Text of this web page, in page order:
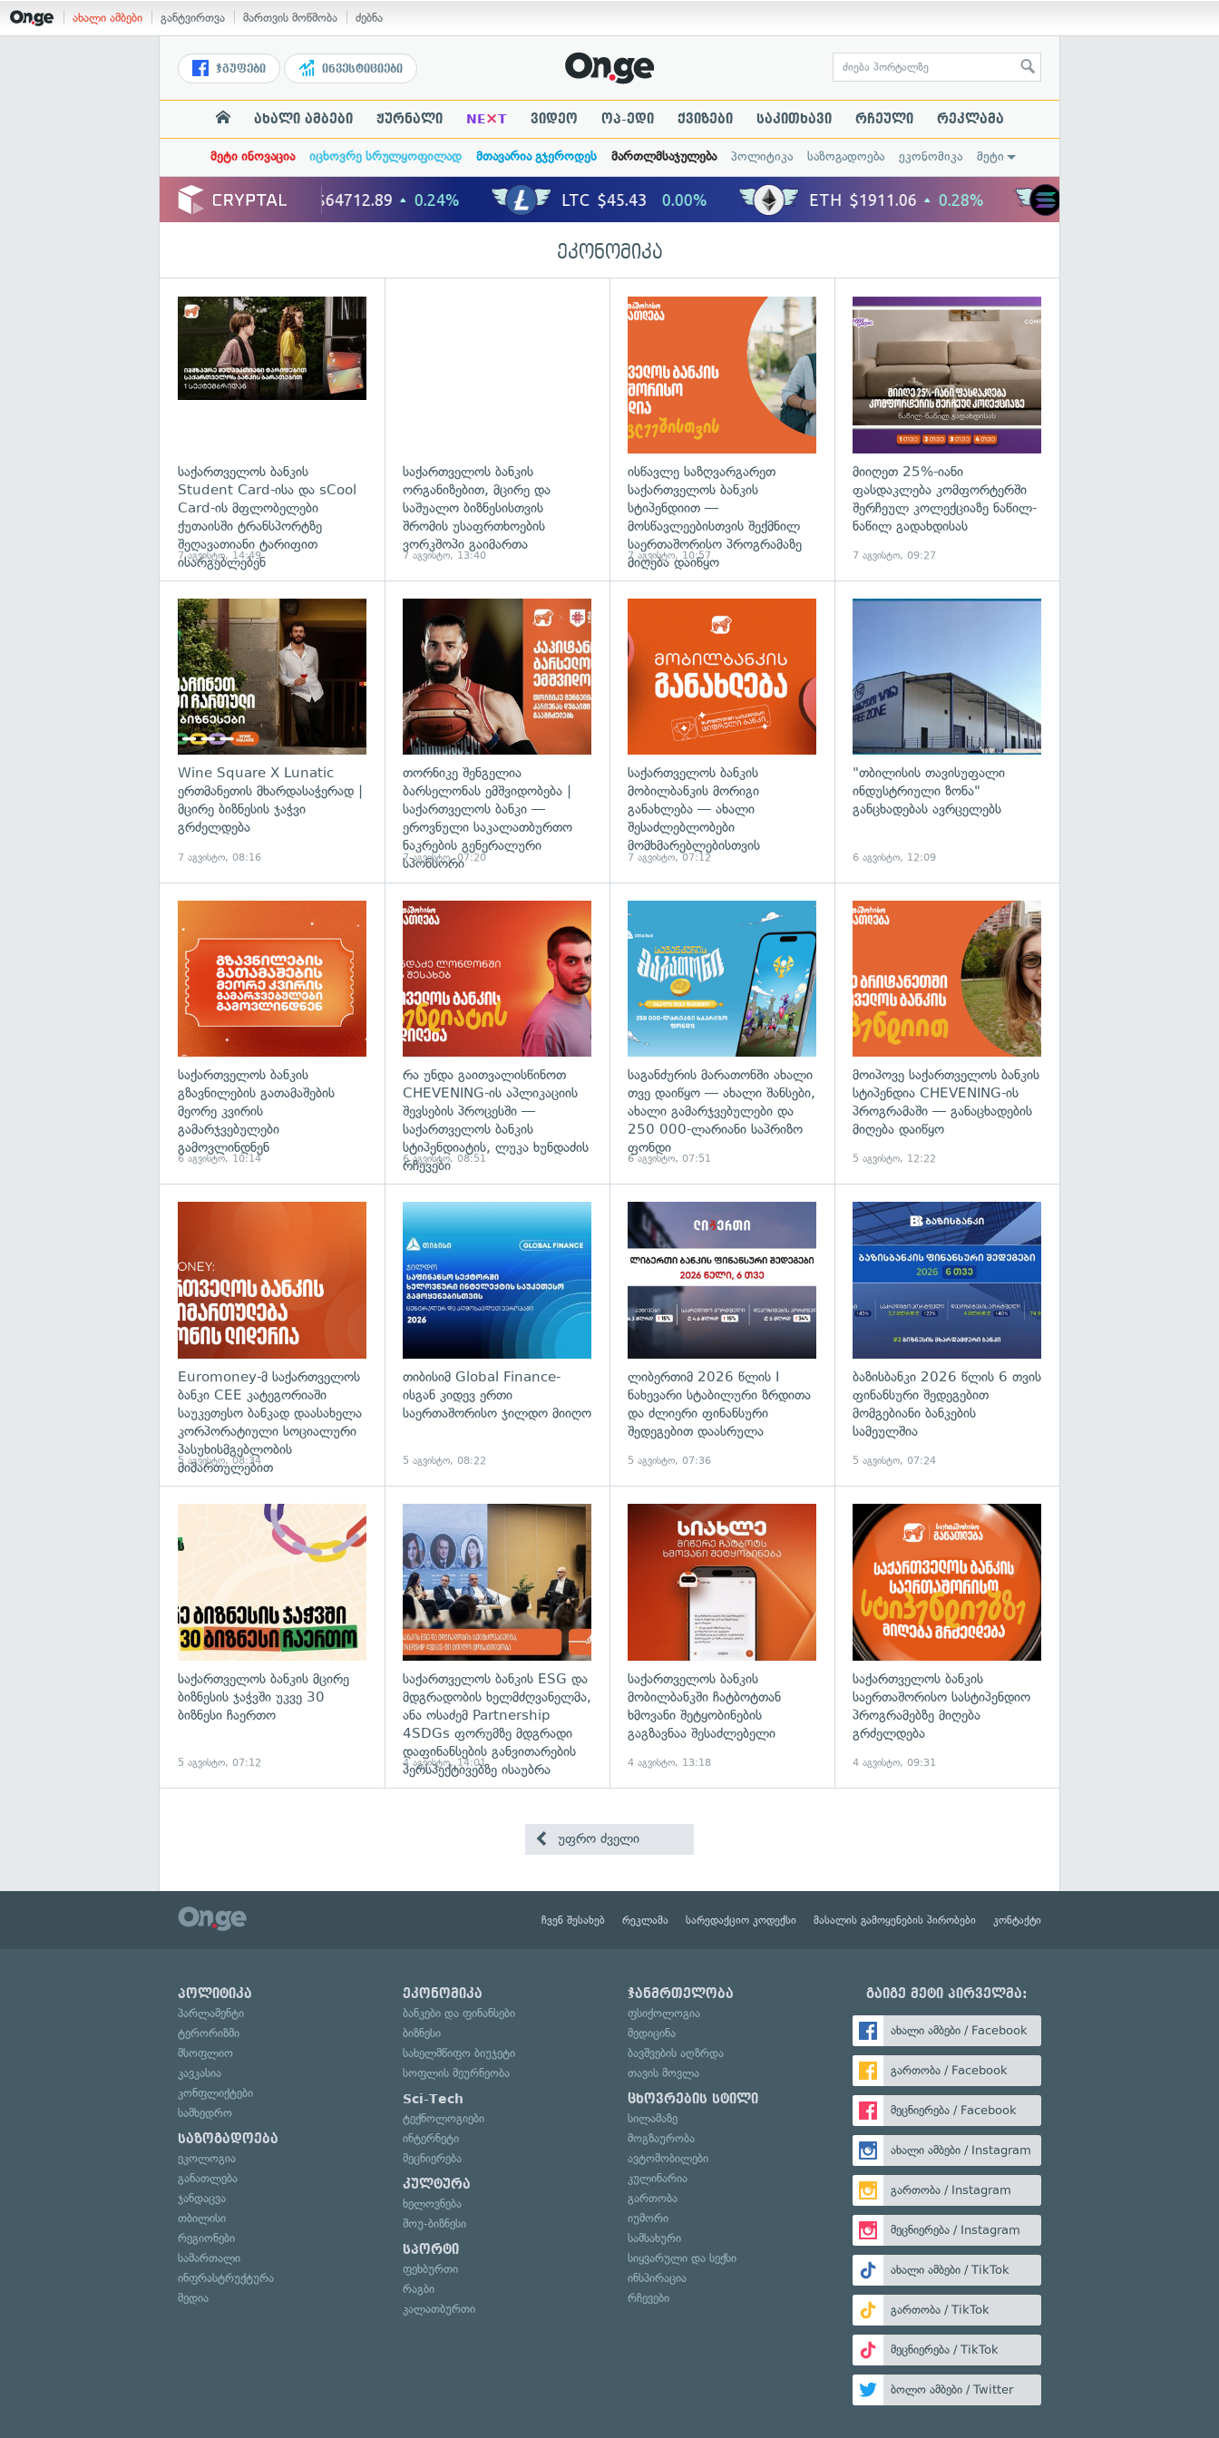
ახალი ამბები განტვირთვა მართვის მოწმობა ძებნა
ჯგუფები ინვესტიციები
ახალი ამბები ჟურნალი NE×T ვიდეო ოპ-ედი ქვიზები საკითხავი რჩეული რეკლამა
მეტი ინოვაცია იცხოვრე სრულყოფილად მთავარია გჯეროდეს მართლმსაჯულება პოლიტიკა საზოგადოება ეკონომიკა მეტი
ეკონომიკა
საქართველოს ბანკის
Student Card-ისა და sCool
Card-ის მფლობელები
ქუთაისში ტრანსპორტზე
შეღავათიანი ტარიფით
ისარგებლებენ
7 აგვისტო, 14:49
საქართველოს ბანკის
ორგანიზებით, მცირე და
საშუალო ბიზნესისთვის
შრომის უსაფრთხოების
ვორკშოპი გაიმართა
7 აგვისტო, 13:40
ისწავლე საზღვარგარეთ
საქართველოს ბანკის
სტიპენდიით —
მოსწავლეებისთვის შექმნილ
საერთაშორისო პროგრამაზე
მიღება დაიწყო
7 აგვისტო, 10:57
მიიღეთ 25%-იანი
ფასდაკლება კომფორტერში
შერჩეულ კოლექციაზე ნაწილ-
ნაწილ გადახდისას
7 აგვისტო, 09:27
Wine Square X Lunatic
ერთმანეთის მხარდასაჭერად |
მცირე ბიზნესის ჯაჭვი
გრძელდება
7 აგვისტო, 08:16
თორნიკე შენგელია
ბარსელონას ემშვიდობება |
საქართველოს ბანკი —
ეროვნული საკალათბურთო
ნაკრების გენერალური
სპონსორი
7 აგვისტო, 07:20
საქართველოს ბანკის
მობილბანკის მორიგი
განახლება — ახალი
შესაძლებლობები
მომხმარებლებისთვის
7 აგვისტო, 07:12
"თბილისის თავისუფალი
ინდუსტრიული ზონა"
განცხადებას ავრცელებს
6 აგვისტო, 12:09
საქართველოს ბანკის
გზავნილების გათამაშების
მეორე კვირის
გამარჯვებულები
გამოვლინდნენ
6 აგვისტო, 10:14
რა უნდა გაითვალისწინოთ
CHEVENING-ის აპლიკაციის
შევსების პროცესში —
საქართველოს ბანკის
სტიპენდიატის, ლუკა ხუნდაძის
რჩევები
6 აგვისტო, 08:51
საგანძურის მარათონში ახალი
თვე დაიწყო — ახალი შანსები,
ახალი გამარჯვებულები და
250 000-ლარიანი საპრიზო
ფონდი
6 აგვისტო, 07:51
მოიპოვე საქართველოს ბანკის
სტიპენდია CHEVENING-ის
პროგრამაში — განაცხადების
მიღება დაიწყო
5 აგვისტო, 12:22
Euromoney-მ საქართველოს
ბანკი CEE კატეგორიაში
საუკეთესო ბანკად დაასახელა
კორპორატიული სოციალური
პასუხისმგებლობის
მიმართულებით
5 აგვისტო, 08:34
თიბისიმ Global Finance-
ისგან კიდევ ერთი
საერთაშორისო ჯილდო მიიღო
5 აგვისტო, 08:22
ლიბერთიმ 2026 წლის I
ნახევარი სტაბილური ზრდითა
და ძლიერი ფინანსური
შედეგებით დაასრულა
5 აგვისტო, 07:36
ბაზისბანკი 2026 წლის 6 თვის
ფინანსური შედეგებით
მომგებიანი ბანკების
სამეულშია
5 აგვისტო, 07:24
საქართველოს ბანკის მცირე
ბიზნესის ჯაჭვში უკვე 30
ბიზნესი ჩაერთო
5 აგვისტო, 07:12
საქართველოს ბანკის ESG და
მდგრადობის ხელმძღვანელმა,
ანა ოსაძემ Partnership
4SDGs ფორუმზე მდგრადი
დაფინანსების განვითარების
პერსპექტივებზე ისაუბრა
4 აგვისტო, 14:01
საქართველოს ბანკის
მობილბანკში ჩატბოტთან
ხმოვანი შეტყობინების
გაგზავნაა შესაძლებელი
4 აგვისტო, 13:18
საქართველოს ბანკის
საერთაშორისო სასტიპენდიო
პროგრამებზე მიღება
გრძელდება
4 აგვისტო, 09:31
უფრო ძველი
ჩვენ შესახებ რეკლამა სარედაქციო კოდექსი მასალის გამოყენების პირობები კონტაქტი
პოლიტიკა
პარლამენტი
ტერორიზმი
მსოფლიო
კავკასია
კონფლიქტები
სამხედრო
საზოგადოება
ეკოლოგია
განათლება
ჯანდაცვა
თბილისი
რეგიონები
სამართალი
ინფრასტრუქტურა
მედია
ეკონომიკა
ბანკები და ფინანსები
ბიზნესი
სახელმწიფო ბიუჯეტი
სოფლის მეურნეობა
Sci-Tech
ტექნოლოგიები
ინტერნეტი
მეცნიერება
კულტურა
ხელოვნება
შოუ-ბიზნესი
სპორტი
ფეხბურთი
რაგბი
კალათბურთი
ჯანმრთელობა
ფსიქოლოგია
მედიცინა
ბავშვების აღზრდა
თავის მოვლა
ცხოვრების სტილი
სილამაზე
მოგზაურობა
ავტომობილები
კულინარია
გართობა
იუმორი
სამსახური
სიყვარული და სექსი
ინსპირაცია
რჩევები
გაიგე მეტი პირველმა:
ახალი ამბები / Facebook
გართობა / Facebook
მეცნიერება / Facebook
ახალი ამბები / Instagram
გართობა / Instagram
მეცნიერება / Instagram
ახალი ამბები / TikTok
გართობა / TikTok
მეცნიერება / TikTok
ბოლო ამბები / Twitter